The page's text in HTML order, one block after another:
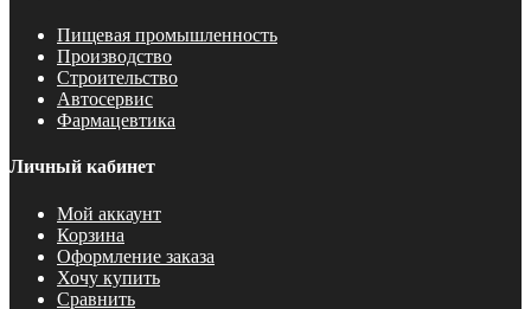
Пищевая промышленность
Производство
Строительство
Автосервис
Фармацевтика
Личный кабинет
Мой аккаунт
Корзина
Оформление заказа
Хочу купить
Сравнить